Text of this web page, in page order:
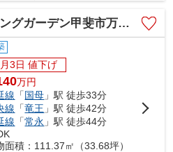
ガーデン甲斐市万才 3号棟
3日 値下げ
万円
線 「国母 」駅 徒歩33分
線 「竜王 」駅 徒歩42分
線 「常永 」駅 徒歩44分
面積：111.37㎡（33.68坪）